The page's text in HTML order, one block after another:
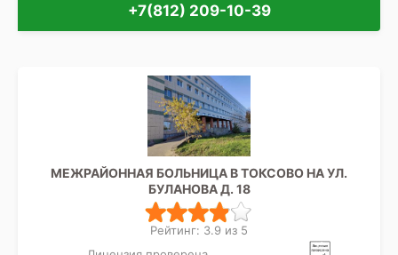
+7(812) 209-10-39
МЕЖРАЙОННАЯ БОЛЬНИЦА В ТОКСОВО НА УЛ.
БУЛАНОВА Д. 18
Рейтинг: 3.9 из 5